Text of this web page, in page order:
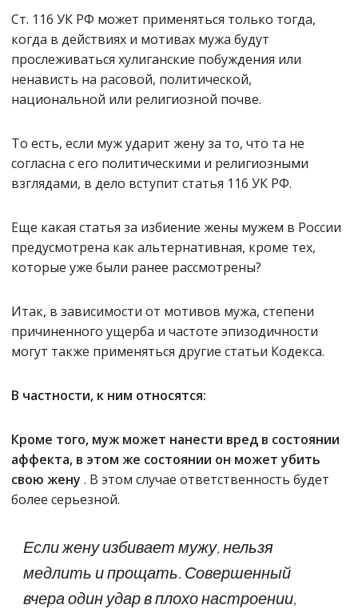
Ст. 116 УК РФ может применяться только тогда,
когда в действиях и мотивах мужа будут
прослеживаться хулиганские побуждения или
ненависть на расовой, политической,
национальной или религиозной почве.
То есть, если муж ударит жену за то, что та не
согласна с его политическими и религиозными
взглядами, в дело вступит статья 116 УК РФ.
Еще какая статья за избиение жены мужем в России
предусмотрена как альтернативная, кроме тех,
которые уже были ранее рассмотрены?
Итак, в зависимости от мотивов мужа, степени
причиненного ущерба и частоте эпизодичности
могут также применяться другие статьи Кодекса.
В частности, к ним относятся:
Кроме того, муж может нанести вред в состоянии
аффекта, в этом же состоянии он может убить
свою жену . В этом случае ответственность будет
более серьезной.
Если жену избивает мужу, нельзя
медлить и прощать. Совершенный
вчера один удар в плохо настроении,